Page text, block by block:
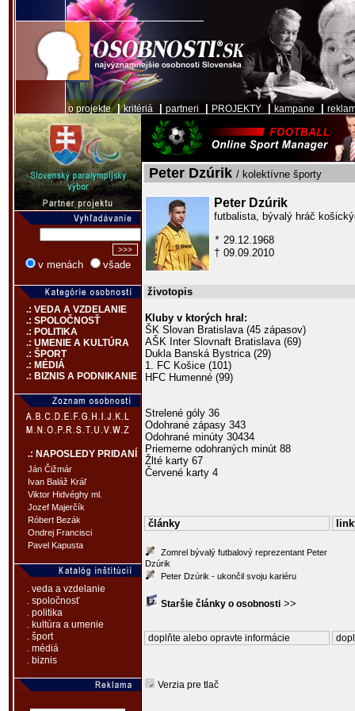
o projekte|kritériá partneri PROJEKTY kampane
v menách všade
.: VEDA A VZDELANIE
.: SPOLOČNOSŤ
.: POLITIKA
.: UMENIE A KULTÚRA
.: ŠPORT
.: MÉDIÁ
.: BIZNIS A PODNIKANIE
.: NAPOSLEDY PRIDANÍ
Ján Čižmár
Ivan Baláž Kráľ
Viktor Hidvéghy ml.
Jozef Majerčík
Róbert Bezák
Ondrej Francisci
Pavel Kapusta
. veda a vzdelanie
. spoločnosť
. politika
. kultúra a umenie
. šport
. médiá
. biznis
Peter Dzúrik / kolektívne športy
Peter Dzúrik
futbalista, bývalý hráč
* 29.12.1968
† 09.09.2010
životopis
Kluby v ktorých hral:
ŠK Slovan Bratislava (45 zápasov)
AŠK Inter Slovnaft Bratislava (69)
Dukla Banská Bystrica (29)
1. FC Košice (101)
HFC Humenné (99)
Strelené góly 36
Odohrané zápasy 343
Odohrané minúty 30434
Priemerne odohraných minút 88
Žlté karty 67
Červené karty 4
články
Zomrel bývalý futbalový reprezentant Peter
Dzúrik
Peter Dzúrik - ukončil svoju kariéru
Staršie články o osobnosti >>
doplňte alebo opravte informácie
Verzia pre tlač